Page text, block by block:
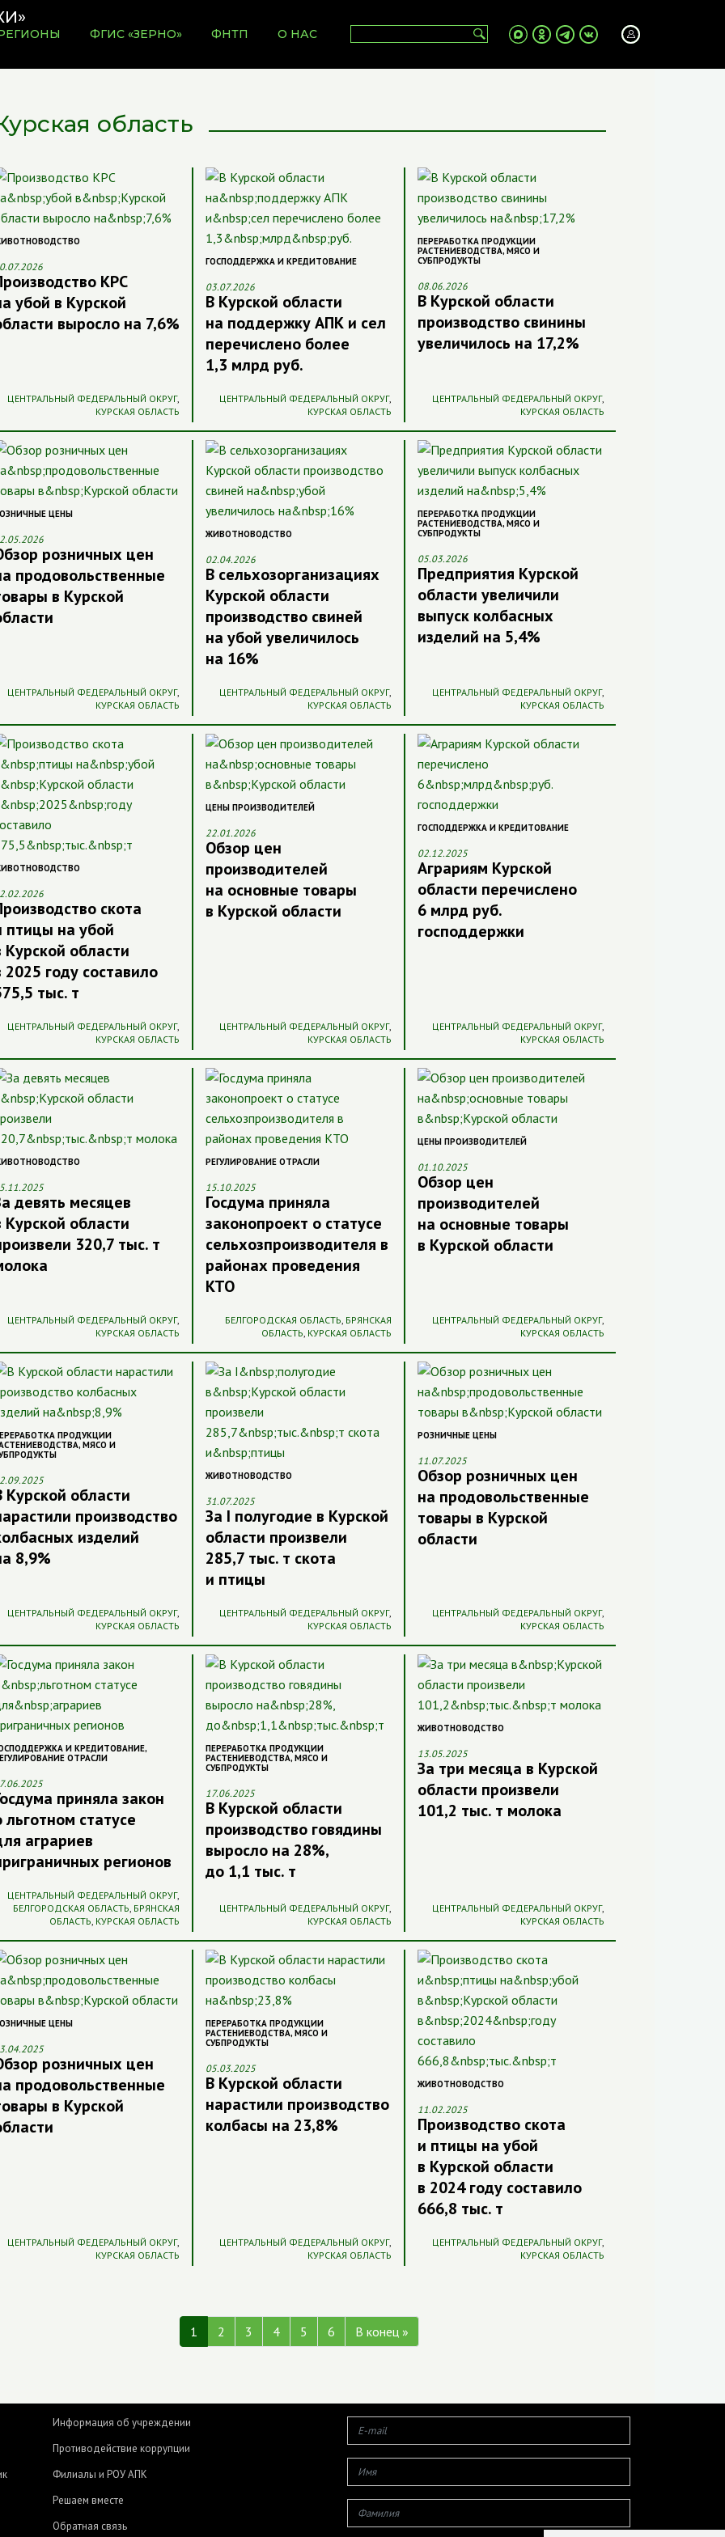
ФГИС «ЗЕРНО» ФНТП О НАС
область
КРС
убой в Курской
выросло на 7,6%
ЦЕНТРАЛЬНЫЙ ФЕДЕРАЛЬНЫЙ ОКРУГ,
КУРСКАЯ ОБЛАСТЬ
ГОСПОДДЕРЖКА И КРЕДИТОВАНИЕ
03.07.2026
В Курской области
на поддержку АПК и сел
перечислено более
1,3 млрд руб.
ЦЕНТРАЛЬНЫЙ ФЕДЕРАЛЬНЫЙ ОКРУГ,
КУРСКАЯ ОБЛАСТЬ
ПЕРЕРАБОТКА ПРОДУКЦИИ
РАСТЕНИЕВОДСТВА,МЯСО И
СУБПРОДУКТЫ
08.06.2026
В Курской области
производство свинины
увеличилось на 17,2%
ЦЕНТРАЛЬНЫЙ ФЕДЕРАЛЬНЫЙ ОКРУГ,
КУРСКАЯ ОБЛАСТЬ
ЦЕНЫ
розничных цен
продовольственные
в Курской
ЦЕНТРАЛЬНЫЙ ФЕДЕРАЛЬНЫЙ ОКРУГ,
КУРСКАЯ ОБЛАСТЬ
ЖИВОТНОВОДСТВО
02.04.2026
В сельхозорганизациях
Курской области
производство свиней
на убой увеличилось
на 16%
ЦЕНТРАЛЬНЫЙ ФЕДЕРАЛЬНЫЙ ОКРУГ,
КУРСКАЯ ОБЛАСТЬ
ПЕРЕРАБОТКА ПРОДУКЦИИ
РАСТЕНИЕВОДСТВА,МЯСО И
СУБПРОДУКТЫ
05.03.2026
Предприятия Курской
области увеличили
выпуск колбасных
изделий на 5,4%
ЦЕНТРАЛЬНЫЙ ФЕДЕРАЛЬНЫЙ ОКРУГ,
КУРСКАЯ ОБЛАСТЬ
скота
птицы на убой
Курской области
2025 году составило
тыс. т
ЦЕНТРАЛЬНЫЙ ФЕДЕРАЛЬНЫЙ ОКРУГ,
КУРСКАЯ ОБЛАСТЬ
ЦЕНЫ ПРОИЗВОДИТЕЛЕЙ
22.01.2026
Обзор цен
производителей
на основные товары
в Курской области
ЦЕНТРАЛЬНЫЙ ФЕДЕРАЛЬНЫЙ ОКРУГ,
КУРСКАЯ ОБЛАСТЬ
ГОСПОДДЕРЖКА И КРЕДИТОВАНИЕ
02.12.2025
Аграриям Курской
области перечислено
6 млрд руб.
господдержки
ЦЕНТРАЛЬНЫЙ ФЕДЕРАЛЬНЫЙ ОКРУГ,
КУРСКАЯ ОБЛАСТЬ
девять месяцев
Курской области
320,7 тыс. т
ЦЕНТРАЛЬНЫЙ ФЕДЕРАЛЬНЫЙ ОКРУГ,
КУРСКАЯ ОБЛАСТЬ
РЕГУЛИРОВАНИЕ ОТРАСЛИ
15.10.2025
Госдума приняла
законопроект о статусе
сельхозпроизводителя в
районах проведения
КТО
БЕЛГОРОДСКАЯ ОБЛАСТЬ, БРЯНСКАЯ
ОБЛАСТЬ, КУРСКАЯ ОБЛАСТЬ
ЦЕНЫ ПРОИЗВОДИТЕЛЕЙ
01.10.2025
Обзор цен
производителей
на основные товары
в Курской области
ЦЕНТРАЛЬНЫЙ ФЕДЕРАЛЬНЫЙ ОКРУГ,
КУРСКАЯ ОБЛАСТЬ
ПРОДУКЦИИ
, МЯСО И
Курской области
производство
изделий
8,9%
ЦЕНТРАЛЬНЫЙ ФЕДЕРАЛЬНЫЙ ОКРУГ,
КУРСКАЯ ОБЛАСТЬ
ЖИВОТНОВОДСТВО
31.07.2025
За I полугодие в Курской
области произвели
285,7 тыс. т скота
и птицы
ЦЕНТРАЛЬНЫЙ ФЕДЕРАЛЬНЫЙ ОКРУГ,
КУРСКАЯ ОБЛАСТЬ
РОЗНИЧНЫЕ ЦЕНЫ
11.07.2025
Обзор розничных цен
на продовольственные
товары в Курской
области
ЦЕНТРАЛЬНЫЙ ФЕДЕРАЛЬНЫЙ ОКРУГ,
КУРСКАЯ ОБЛАСТЬ
И КРЕДИТОВАНИЕ,
ОТРАСЛИ
приняла закон
льготном статусе
аграриев
регионов
ЦЕНТРАЛЬНЫЙ ФЕДЕРАЛЬНЫЙ ОКРУГ,
БЕЛГОРОДСКАЯ ОБЛАСТЬ, БРЯНСКАЯ
ОБЛАСТЬ, КУРСКАЯ ОБЛАСТЬ
ПЕРЕРАБОТКА ПРОДУКЦИИ
РАСТЕНИЕВОДСТВА, МЯСО И
СУБПРОДУКТЫ
17.06.2025
В Курской области
производство говядины
выросло на 28%,
до 1,1 тыс. т
ЦЕНТРАЛЬНЫЙ ФЕДЕРАЛЬНЫЙ ОКРУГ,
КУРСКАЯ ОБЛАСТЬ
ЖИВОТНОВОДСТВО
13.05.2025
За три месяца в Курской
области произвели
101,2 тыс. т молока
ЦЕНТРАЛЬНЫЙ ФЕДЕРАЛЬНЫЙ ОКРУГ,
КУРСКАЯ ОБЛАСТЬ
ЦЕНЫ
розничных цен
продовольственные
в Курской
ЦЕНТРАЛЬНЫЙ ФЕДЕРАЛЬНЫЙ ОКРУГ,
КУРСКАЯ ОБЛАСТЬ
ПЕРЕРАБОТКА ПРОДУКЦИИ
РАСТЕНИЕВОДСТВА, МЯСО И
СУБПРОДУКТЫ
05.03.2025
В Курской области
нарастили производство
колбасы на 23,8%
ЦЕНТРАЛЬНЫЙ ФЕДЕРАЛЬНЫЙ ОКРУГ,
КУРСКАЯ ОБЛАСТЬ
ЖИВОТНОВОДСТВО
11.02.2025
Производство скота
и птицы на убой
в Курской области
в 2024 году составило
666,8 тыс. т
ЦЕНТРАЛЬНЫЙ ФЕДЕРАЛЬНЫЙ ОКРУГ,
КУРСКАЯ ОБЛАСТЬ
1 2 3 4 5 6 В конец »
Информация об учреждении
Противодействие коррупции
Филиалы и РОУ АПК
Решаем вместе
Обратная связь